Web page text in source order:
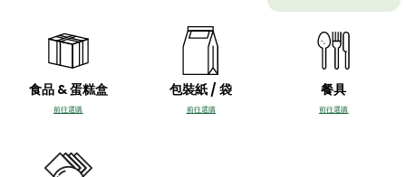
食品 & 蛋糕盒
前往選購
包裝紙 / 袋
前往選購
餐具
前往選購